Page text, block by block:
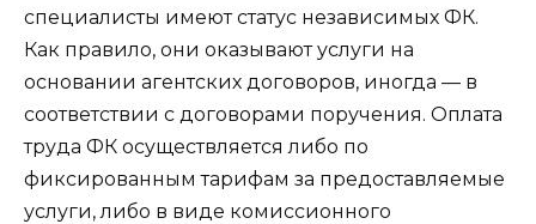
специалисты имеют статус независимых ФК.
Как правило, они оказывают услуги на
основании агентских договоров, иногда — в
соответствии с договорами поручения. Оплата
труда ФК осуществляется либо по
фиксированным тарифам за предоставляемые
услуги, либо в виде комиссионного